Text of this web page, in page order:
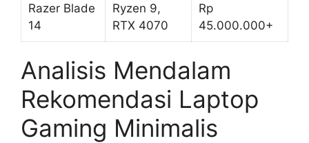
Razer Blade
14
Ryzen 9,
RTX 4070
Rp
45.000.000+
Analisis Mendalam
Rekomendasi Laptop
Gaming Minimalis